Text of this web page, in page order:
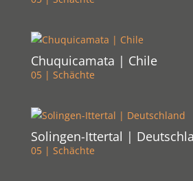
Chuquicamata | Chile
05 | Schächte
Solingen-Ittertal |
05 | Schächte